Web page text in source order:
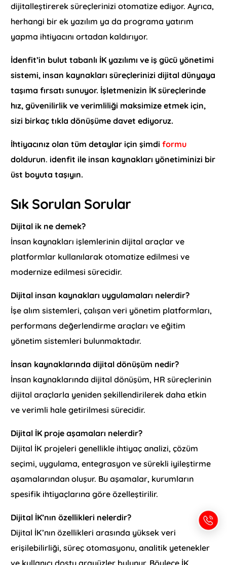
dijitalleştirerek süreçlerinizi otomatize ediyor. Ayrıca,
herhangi bir ek yazılım ya da programa yatırım
yapma ihtiyacını ortadan kaldırıyor.
İdenfit’in bulut tabanlı İK yazılımı ve iş gücü yönetimi
sistemi, insan kaynakları süreçlerinizi dijital dünyaya
taşıma fırsatı sunuyor. İşletmenizin İK süreçlerinde
hız, güvenilirlik ve verimliliği maksimize etmek için,
sizi birkaç tıkla dönüşüme davet ediyoruz.
İhtiyacınız olan tüm detaylar için şimdiformu
doldurun.idenfit ile insan kaynakları yönetiminizi bir
üst boyuta taşıyın.
Sık Sorulan Sorular
Dijital ik ne demek?
İnsan kaynakları işlemlerinin dijital araçlar ve
platformlar kullanılarak otomatize edilmesi ve
modernize edilmesi sürecidir.
Dijital insan kaynakları uygulamaları nelerdir?
İşe alım sistemleri, çalışan veri yönetim platformları,
performans değerlendirme araçları ve eğitim
yönetim sistemleri bulunmaktadır.
İnsan kaynaklarında dijital dönüşüm nedir?
İnsan kaynaklarında dijital dönüşüm, HR süreçlerinin
dijital araçlarla yeniden şekillendirilerek daha etkin
ve verimli hale getirilmesi sürecidir.
Dijital İK proje aşamaları nelerdir?
Dijital İK projeleri genellikle ihtiyaç analizi, çözüm
seçimi, uygulama, entegrasyon ve sürekli iyileştirme
aşamalarından oluşur. Bu aşamalar, kurumların
spesifik ihtiyaçlarına göre özelleştirilir.
Dijital İK’nın özellikleri nelerdir?
Dijital İK’nın özellikleri arasında yüksek veri
erişilebilirliği, süreç otomasyonu, analitik yetenekler